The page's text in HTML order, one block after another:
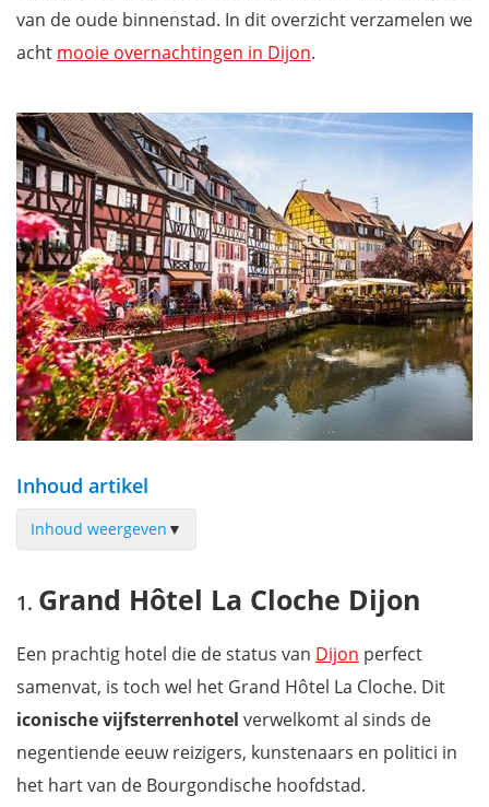
van de oude binnenstad. In dit overzicht verzamelen we
acht mooie overnachtingen in Dijon.
Inhoud artikel
Inhoud weergeven ▼
Mama Shelter Dijon
Hôtel des Ducs
Maison Philippe Le Bon Hôtel
Odalys City Dijon Les Cordeliers
Grand Hôtel La Cloche Dijon
Een prachtig hotel die de status van Dijon perfect
samenvat, is toch wel het Grand Hôtel La Cloche. Dit
iconische vijfsterrenhotel verwelkomt al sinds de
negentiende eeuw reizigers, kunstenaars en politici in
het hart van de Bourgondische hoofdstad.